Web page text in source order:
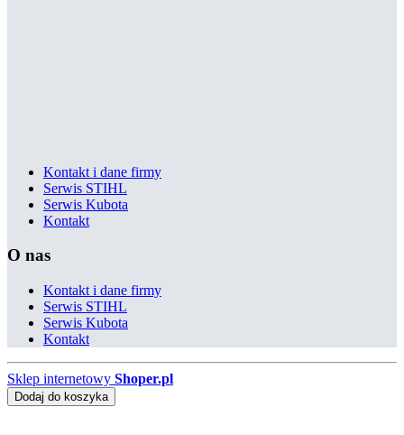
Kontakt i dane firmy
Serwis STIHL
Serwis Kubota
Kontakt
O nas
Kontakt i dane firmy
Serwis STIHL
Serwis Kubota
Kontakt
Sklep internetowy Shoper.pl
Dodaj do koszyka